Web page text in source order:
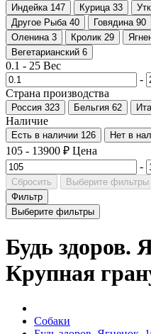
Индейка 147 Курица 33
Другое Рыба 40 Говядина 90
Оленина 3 Кролик 29
Вегетарианский 6
0.1 - 25 Вес
-
Страна производства
Россия 323 Бельгия 62
Наличие
Есть в наличии 126 Нет в
105 - 13900 ₽ Цена
-
Сбросить
Выберите фильтры
Фильтр
Выберите фильтры
Будь здоров.
Крупная
Собаки